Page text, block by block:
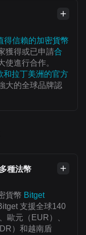
得信賴的加密貨幣
獲得或已申請合
使進行合作。
和拉丁美洲的官方
大的全球品牌認
種法幣
貨幣 Bitget
支援全球140
歐元（EUR）、
）和越南盾